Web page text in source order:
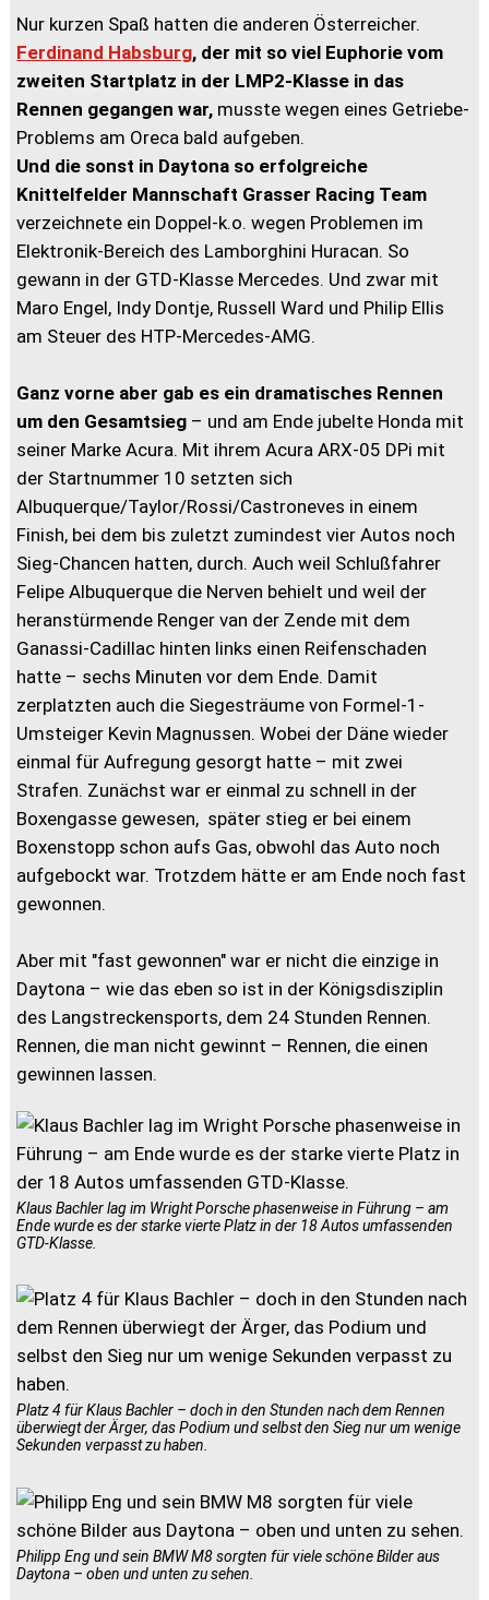
Nur kurzen Spaß hatten die anderen Österreicher.
Ferdinand Habsburg, der mit so viel Euphorie vom
zweiten Startplatz in der LMP2-Klasse in das
Rennen gegangen war, musste wegen eines Getriebe-
Problems am Oreca bald aufgeben.
Und die sonst in Daytona so erfolgreiche
Knittelfelder Mannschaft Grasser Racing Team
verzeichnete ein Doppel-k.o. wegen Problemen im
Elektronik-Bereich des Lamborghini Huracan. So
gewann in der GTD-Klasse Mercedes. Und zwar mit
Maro Engel, Indy Dontje, Russell Ward und Philip Ellis
am Steuer des HTP-Mercedes-AMG.
Ganz vorne aber gab es ein dramatisches Rennen
um den Gesamtsieg – und am Ende jubelte Honda mit
seiner Marke Acura. Mit ihrem Acura ARX-05 DPi mit
der Startnummer 10 setzten sich
Albuquerque/Taylor/Rossi/Castroneves in einem
Finish, bei dem bis zuletzt zumindest vier Autos noch
Sieg-Chancen hatten, durch. Auch weil Schlußfahrer
Felipe Albuquerque die Nerven behielt und weil der
heranstürmende Renger van der Zende mit dem
Ganassi-Cadillac hinten links einen Reifenschaden
hatte – sechs Minuten vor dem Ende. Damit
zerplatzten auch die Siegesträume von Formel-1-
Umsteiger Kevin Magnussen. Wobei der Däne wieder
einmal für Aufregung gesorgt hatte – mit zwei
Strafen. Zunächst war er einmal zu schnell in der
Boxengasse gewesen, später stieg er bei einem
Boxenstopp schon aufs Gas, obwohl das Auto noch
aufgebockt war. Trotzdem hätte er am Ende noch fast
gewonnen.
Aber mit "fast gewonnen" war er nicht die einzige in
Daytona – wie das eben so ist in der Königsdisziplin
des Langstreckensports, dem 24 Stunden Rennen.
Rennen, die man nicht gewinnt – Rennen, die einen
gewinnen lassen.
Klaus Bachler lag im Wright Porsche phasenweise in Führung – am
Ende wurde es der starke vierte Platz in der 18 Autos umfassenden
GTD-Klasse.
Platz 4 für Klaus Bachler – doch in den Stunden nach dem Rennen
überwiegt der Ärger, das Podium und selbst den Sieg nur um wenige
Sekunden verpasst zu haben.
Philipp Eng und sein BMW M8 sorgten für viele schöne Bilder aus
Daytona – oben und unten zu sehen.